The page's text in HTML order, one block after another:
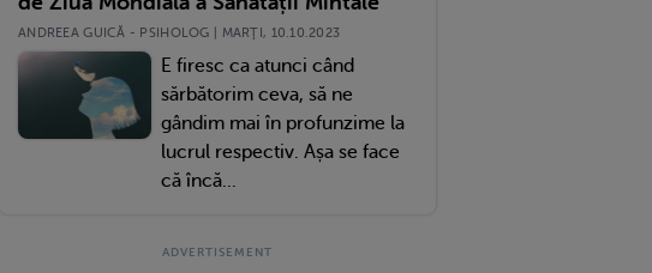
ANDREEA GUICĂ - PSIHOLOG | MARŢI, 10.10.2023
E firesc ca atunci când
sărbătorim ceva, să ne
gândim mai în profunzime la
lucrul respectiv. Așa se face
că încă...